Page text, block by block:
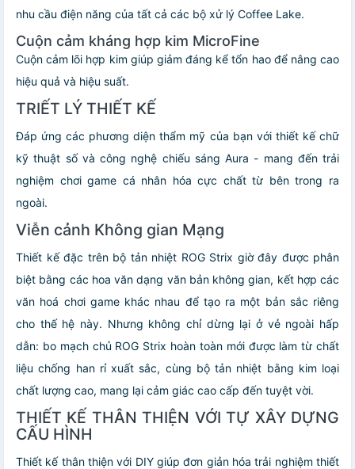
nhu cầu điện năng của tất cả các bộ xử lý Coffee Lake.
Cuộn cảm kháng hợp kim MicroFine
Cuộn cảm lõi hợp kim giúp giảm đáng kể tổn hao để nâng cao
hiệu quả và hiệu suất.
TRIẾT LÝ THIẾT KẾ
Đáp ứng các phương diện thẩm mỹ của bạn với thiết kế chữ
kỹ thuật số và công nghệ chiếu sáng Aura - mang đến trải
nghiệm chơi game cá nhân hóa cực chất từ bên trong ra
ngoài.
Viễn cảnh Không gian Mạng
Thiết kế đặc trên bộ tản nhiệt ROG Strix giờ đây được phân
biệt bằng các hoa văn dạng văn bản không gian, kết hợp các
văn hoá chơi game khác nhau để tạo ra một bản sắc riêng
cho thế hệ này. Nhưng không chỉ dừng lại ở vẻ ngoài hấp
dẫn: bo mạch chủ ROG Strix hoàn toàn mới được làm từ chất
liệu chống han rỉ xuất sắc, cùng bộ tản nhiệt bằng kim loại
chất lượng cao, mang lại cảm giác cao cấp đến tuyệt vời.
THIẾT KẾ THÂN THIỆN VỚI TỰ XÂY DỰNG
CẤU HÌNH
Thiết kế thân thiện với DIY giúp đơn giản hóa trải nghiệm thiết